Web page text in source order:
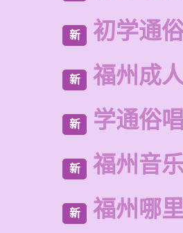
新 初学通
新 福州成
新 学通俗
新 福州音
新 福州哪